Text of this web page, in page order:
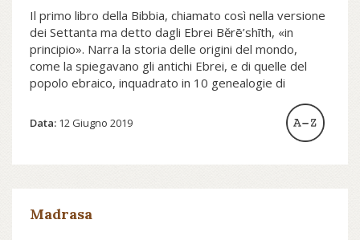
Il primo libro della Bibbia, chiamato così nella versione
dei Settanta ma detto dagli Ebrei Bĕrē’shīth, «in
principio». Narra la storia delle origini del mondo,
come la spiegavano gli antichi Ebrei, e di quelle del
popolo ebraico, inquadrato in 10 genealogie di
Data: 12 Giugno 2019
Madrasa